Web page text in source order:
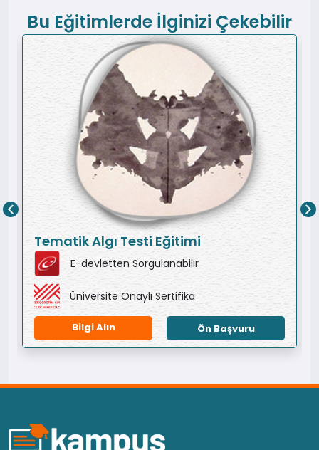
Bu Eğitimlerde İlginizi Çekebilir
Tematik Algı Testi Eğitimi
E-devletten Sorgulanabilir
Üniversite Onaylı Sertifika
Bilgi Alın Ön Başvuru